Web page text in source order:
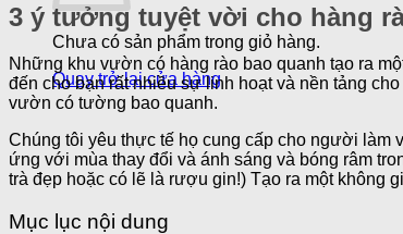
Chưa có sản phẩm trong giỏ hàng.
Quay trở lại cửa hàng
3 ý tưởng tuyệt vời cho hàng
Những khu vườn có hàng rào bao quanh tạo ra
đến cho bạn rất nhiều sự linh hoạt và nền tảng
vườn có tường bao quanh.
Chúng tôi yêu thực tế họ cung cấp cho người làm
ứng với mùa thay đổi và ánh sáng và bóng râm
trà đẹp hoặc có lẽ là rượu gin!) Tạo ra một không
Mục lục nội dung